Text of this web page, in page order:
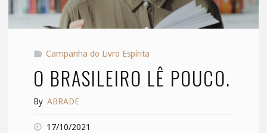
e
Espírita."
Campanha do Livro Espírita
O BRASILEIRO LÊ POUCO.
By ABRADE
17/10/2021